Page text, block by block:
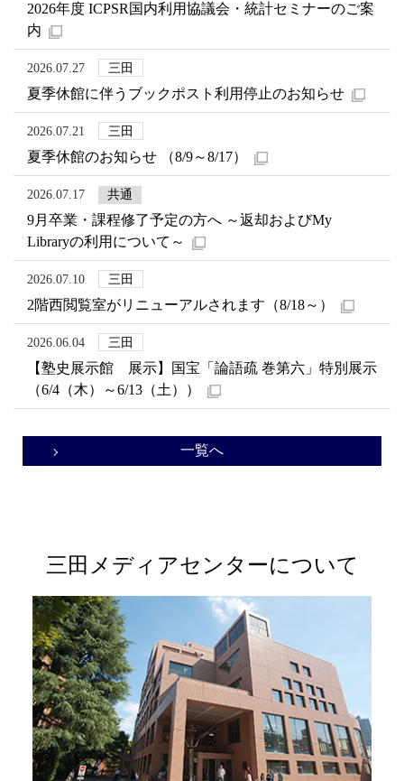
2026年度 ICPSR国内利用協議会・統計セミナーのご案
内
2026.07.27 三田
夏季休館に伴うブックポスト利用停止のお知らせ
2026.07.21 三田
夏季休館のお知らせ （8/9～8/17）
2026.07.17 共通
9月卒業・課程修了予定の方へ ～返却およびMy
Libraryの利用について～
2026.07.10 三田
2階西閲覧室がリニューアルされます（8/18～）
2026.06.04 三田
【塾史展示館 展示】国宝「論語疏 巻第六」特別展示
（6/4（木）～6/13（土））
一覧へ
三田メディアセンターについて